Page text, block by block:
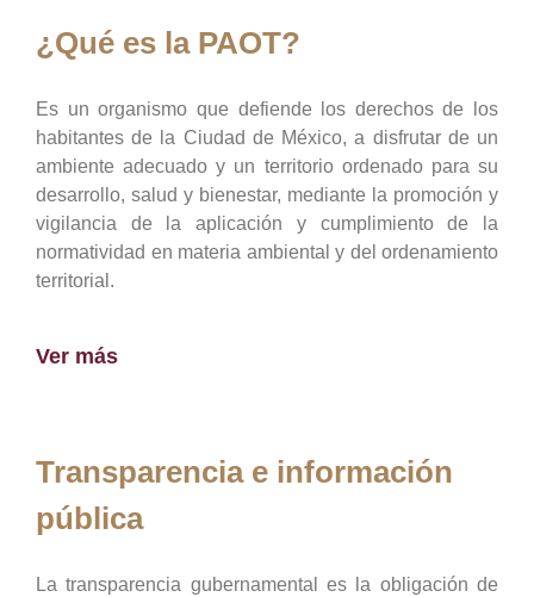
¿Qué es la PAOT?
Es un organismo que defiende los derechos de los
habitantes de la Ciudad de México, a disfrutar de un
ambiente adecuado y un territorio ordenado para su
desarrollo, salud y bienestar, mediante la promoción y
vigilancia de la aplicación y cumplimiento de la
normatividad en materia ambiental y del ordenamiento
territorial.
Ver más
Transparencia e información
pública
La transparencia gubernamental es la obligación de